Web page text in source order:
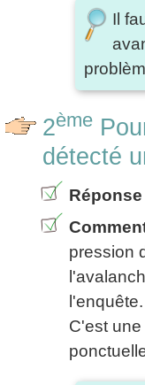
Il
2ème
détecté
Réponse
pression
l'enquête.
C'est